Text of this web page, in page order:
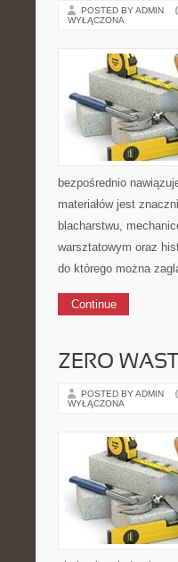
POSTED BY ADMIN
WYŁĄCZONA
bezpośrednio
materiałów jest
blacharstwu,
warsztatowym oraz
do którego można
Continue
ZERO
POSTED BY ADMIN
WYŁĄCZONA